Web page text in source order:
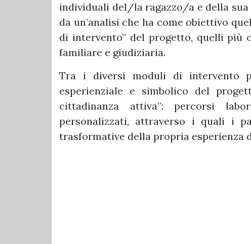
individuali del/la ragazzo/a e della
da un’analisi che ha come obiettivo
di intervento” del progetto, quelli più
familiare e giudiziaria.
Tra i diversi moduli di intervento
esperienziale e simbolico del
cittadinanza attiva”: percorsi
personalizzati, attraverso i quali i
trasformative della propria esperienza